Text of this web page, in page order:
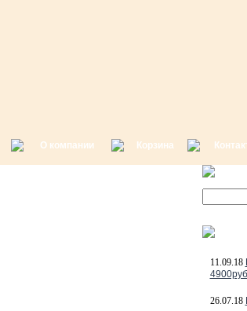
О компании Корзина
11.09.18
26.07.18